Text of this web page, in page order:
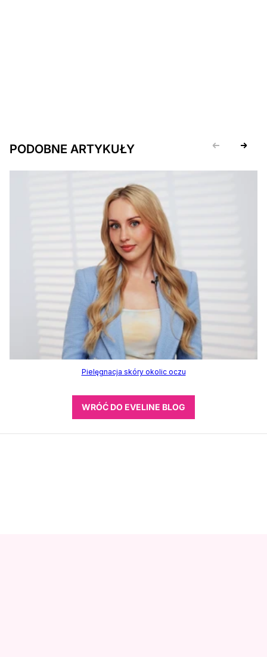
PODOBNE ARTYKUŁY
Pielęgnacja skóry okolic oczu
WRÓĆ DO EVELINE BLOG